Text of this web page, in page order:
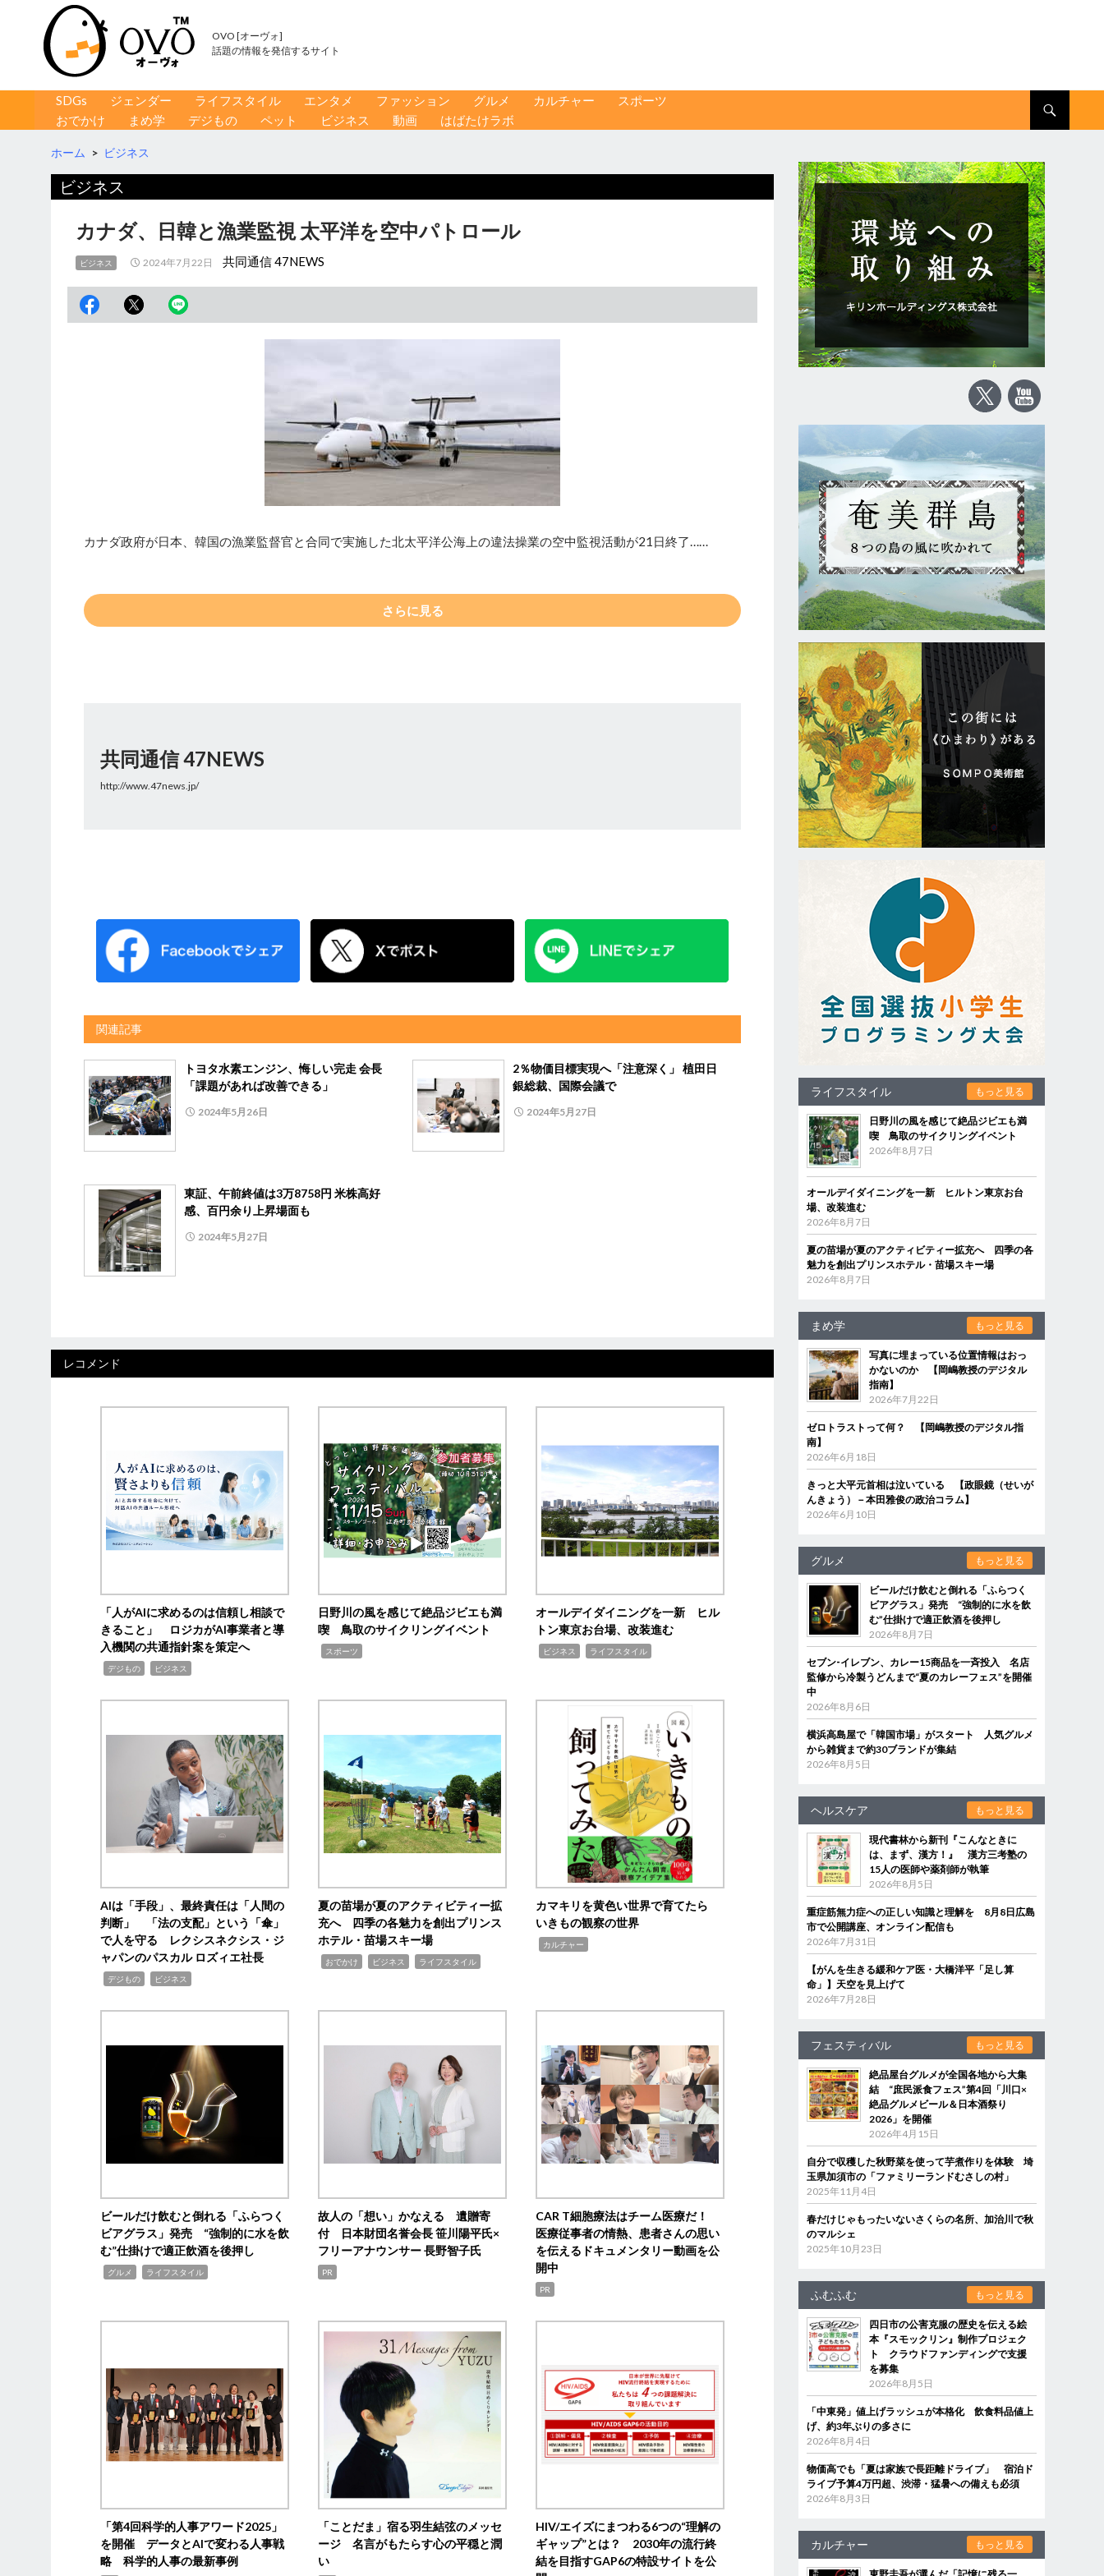
OVO [オーヴォ]
話題の情報を発信するサイト
コンテンツへ移動
SDGs ジェンダー ライフスタイル エンタメ ファッション グルメ カルチャー
スポーツ
おでかけ
まめ学 デジもの ペット ビジネス 動画 はばたけラボ
ホーム > ビジネス
ビジネス
カナダ、日韓と漁業監視 太平洋を空中パトロール
ビジネス 2024年7月22日 共同通信 47NEWS
カナダ政府が日本、韓国の漁業監督官と合同で実施した北太平洋公海上の違法操業の空中監視活動が21日終了……
さらに見る
共同通信 47NEWS
http://www.47news.jp/
関連記事
トヨタ水素エンジン、悔しい完走 会長
「課題があれば改善できる」
2024年5月26日
2％物価目標実現へ「注意深く」 植田日
銀総裁、国際会議で
2024年5月27日
東証、午前終値は3万8758円 米株高好
感、百円余り上昇場面も
2024年5月27日
レコメンド
「人がAIに求めるのは信頼し相談で
きること」 ロジカがAI事業者と導
入機関の共通指針案を策定へ
デジもの ビジネス
日野川の風を感じて絶品ジビエも満
喫 鳥取のサイクリングイベント
スポーツ
オールデイダイニングを一新 ヒル
トン東京お台場、改装進む
ビジネス ライフスタイル
AIは「手段」、最終責任は「人間の
判断」 「法の支配」という「傘」
で人を守る レクシスネクシス・ジ
ャパンのパスカル ロズィエ社長
デジもの ビジネス
夏の苗場が夏のアクティビティー拡
充へ 四季の各魅力を創出プリンス
ホテル・苗場スキー場
おでかけ ビジネス ライフスタイル
カマキリを黄色い世界で育てたら
いきもの観察の世界
カルチャー
ビールだけ飲むと倒れる「ふらつく
ビアグラス」発売 “強制的に水を飲
む”仕掛けで適正飲酒を後押し
グルメ ライフスタイル
故人の「想い」かなえる 遺贈寄
付 日本財団名誉会長 笹川陽平氏×
フリーアナウンサー 長野智子氏
PR
CAR T細胞療法はチーム医療だ！
医療従事者の情熱、患者さんの思い
を伝えるドキュメンタリー動画を公
開中
PR
「第4回科学的人事アワード2025」
を開催 データとAIで変わる人事戦
略 科学的人事の最新事例
「ことだま」宿る羽生結弦のメッセ
ージ 名言がもたらす心の平穏と潤
い
HIV/エイズにまつわる6つの“理解の
ギャップ”とは？ 2030年の流行終
結を目指すGAP6の特設サイトを公
ライフスタイル もっと見る
日野川の風を感じて絶品ジビエも満
喫 鳥取のサイクリングイベント
2026年8月7日
オールデイダイニングを一新 ヒルトン東京お台
場、改装進む
2026年8月7日
夏の苗場が夏のアクティビティー拡充へ 四季の各
魅力を創出プリンスホテル・苗場スキー場
2026年8月7日
まめ学 もっと見る
写真に埋まっている位置情報はおっ
かないのか 【岡嶋教授のデジタル
指南】
2026年7月22日
ゼロトラストって何？ 【岡嶋教授のデジタル指
南】
2026年6月18日
きっと大平元首相は泣いている 【政眼鏡（せいが
んきょう）－本田雅俊の政治コラム】
2026年6月10日
グルメ もっと見る
ビールだけ飲むと倒れる「ふらつく
ビアグラス」発売 “強制的に水を飲
む”仕掛けで適正飲酒を後押し
2026年8月7日
セブン‐イレブン、カレー15商品を一斉投入 名店
監修から冷製うどんまで“夏のカレーフェス”を開催
中
2026年8月6日
横浜高島屋で「韓国市場」がスタート 人気グルメ
から雑貨まで約30ブランドが集結
2026年8月5日
ヘルスケア もっと見る
現代書林から新刊『こんなときに
は、まず、漢方！』 漢方三考塾の
15人の医師や薬剤師が執筆
2026年8月5日
重症筋無力症への正しい知識と理解を 8月8日広島
市で公開講座、オンライン配信も
2026年7月31日
【がんを生きる緩和ケア医・大橋洋平「足し算
命」】天空を見上げて
2026年7月28日
フェスティバル もっと見る
絶品屋台グルメが全国各地から大集
結 “庶民派食フェス”第4回「川口×
絶品グルメビール＆日本酒祭り
2026」を開催
2026年4月15日
自分で収穫した秋野菜を使って芋煮作りを体験 埼
玉県加須市の「ファミリーランドむさしの村」
2025年11月4日
春だけじゃもったいないさくらの名所、加治川で秋
のマルシェ
2025年10月23日
ふむふむ もっと見る
四日市の公害克服の歴史を伝える絵
本『スモックリン』制作プロジェク
ト クラウドファンディングで支援
を募集
2026年8月5日
「中東発」値上げラッシュが本格化 飲食料品値上
げ、約3年ぶりの多さに
2026年8月4日
物価高でも「夏は家族で長距離ドライブ」 宿泊ド
ライブ予算4万円超、渋滞・猛暑への備えも必須
2026年8月3日
カルチャー もっと見る